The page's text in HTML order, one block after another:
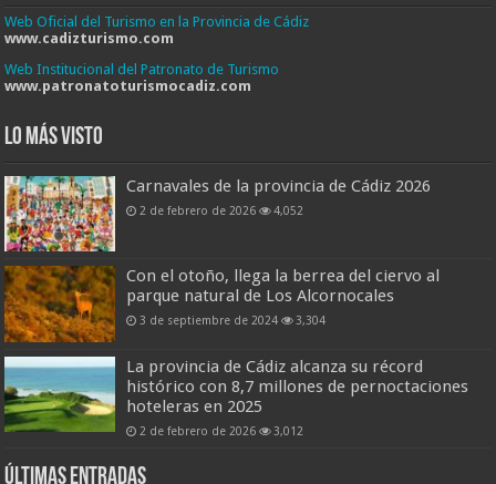
Web Oficial del Turismo en la Provincia de Cádiz
www.cadizturismo.com
Web Institucional del Patronato de Turismo
www.patronatoturismocadiz.com
Lo más visto
Carnavales de la provincia de Cádiz 2026
2 de febrero de 2026 4,052
Con el otoño, llega la berrea del ciervo al
parque natural de Los Alcornocales
3 de septiembre de 2024 3,304
La provincia de Cádiz alcanza su récord
histórico con 8,7 millones de pernoctaciones
hoteleras en 2025
2 de febrero de 2026 3,012
Últimas entradas